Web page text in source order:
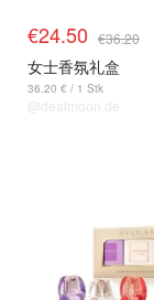
€24.50 €36.20
女士香氛礼盒
36.20 € / 1 Stk
@dealmoon.de